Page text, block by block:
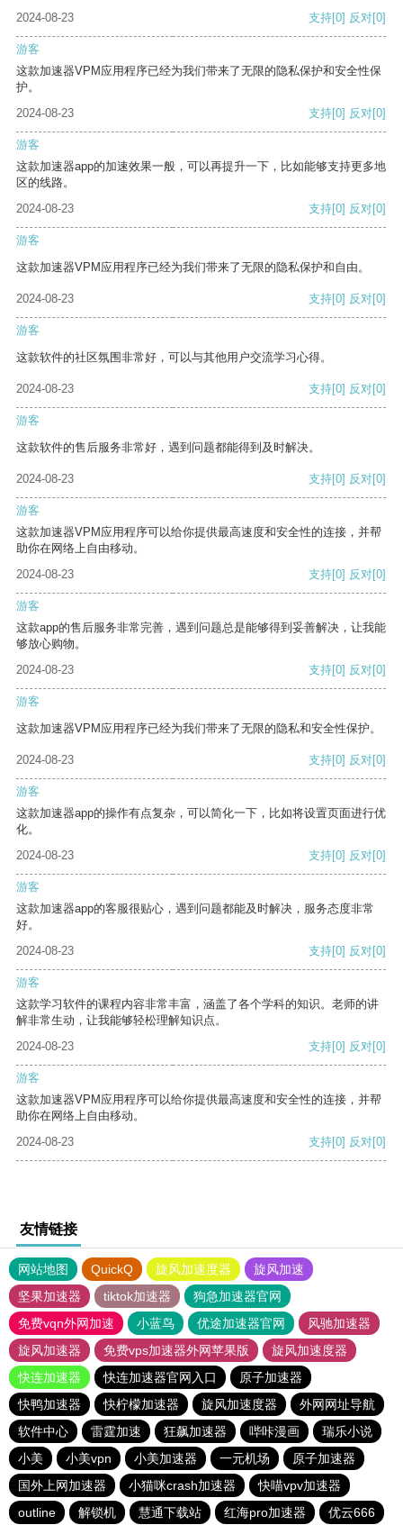
2024-08-23
支持[0] 反对[0]
游客
这款加速器VPM应用程序已经为我们带来了无限的隐私保护和安全性保
护。
2024-08-23
支持[0] 反对[0]
游客
这款加速器app的加速效果一般，可以再提升一下，比如能够支持更多地
区的线路。
2024-08-23
支持[0] 反对[0]
游客
这款加速器VPM应用程序已经为我们带来了无限的隐私保护和自由。
2024-08-23 支持[0] 反对[0]
游客
这款软件的社区氛围非常好，可以与其他用户交流学习心得。
2024-08-23 支持[0] 反对[0]
游客
这款软件的售后服务非常好，遇到问题都能得到及时解决。
2024-08-23 支持[0] 反对[0]
游客
这款加速器VPM应用程序可以给你提供最高速度和安全性的连接，并帮
助你在网络上自由移动。
2024-08-23
支持[0] 反对[0]
游客
这款app的售后服务非常完善，遇到问题总是能够得到妥善解决，让我能
够放心购物。
2024-08-23
支持[0] 反对[0]
游客
这款加速器VPM应用程序已经为我们带来了无限的隐私和安全性保护。
2024-08-23 支持[0] 反对[0]
游客
这款加速器app的操作有点复杂，可以简化一下，比如将设置页面进行优
化。
2024-08-23
支持[0] 反对[0]
游客
这款加速器app的客服很贴心，遇到问题都能及时解决，服务态度非常
好。
2024-08-23
支持[0] 反对[0]
游客
这款学习软件的课程内容非常丰富，涵盖了各个学科的知识。老师的讲
解非常生动，让我能够轻松理解知识点。
2024-08-23
支持[0] 反对[0]
游客
这款加速器VPM应用程序可以给你提供最高速度和安全性的连接，并帮
助你在网络上自由移动。
2024-08-23
支持[0] 反对[0]
友情链接
网站地图 QuickQ 旋风加速度器
旋风加速
坚果加速器
tiktok加速器
狗急加速器官网
免费vqn外网加速
小蓝鸟 优途加速器官网
风驰加速器
旋风加速器
免费vps加速器外网苹果版
旋风加速度器
快连加速器
快连加速器官网入口
原子加速器
快鸭加速器
快柠檬加速器 旋风加速度器
外网网址导航
软件中心
雷霆加速 狂飙加速器 哔咔漫画
瑞乐小说
小美
小美vpn 小美加速器 一元机场
原子加速器
国外上网加速器
小猫咪crash加速器
快喵vpv加速器
outline
解锁机 慧通下载站 红海pro加速器 优云666